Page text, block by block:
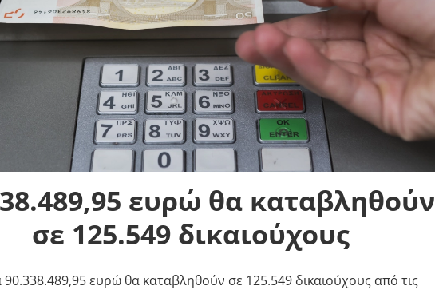
ευρώ θα καταβληθούν
σε 125.549 δικαιούχους
90.338.489,95 ευρώ θα καταβληθούν σε 125.549 δικαιούχους από τις